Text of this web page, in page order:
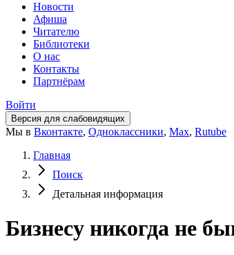
Новости
Афиша
Читателю
Библиотеки
О нас
Контакты
Партнёрам
Войти
Версия для слабовидящих
Мы в Вконтакте, Одноклассники, Max, Rutube
Главная
Поиск
Детальная информация
Бизнесу никогда не